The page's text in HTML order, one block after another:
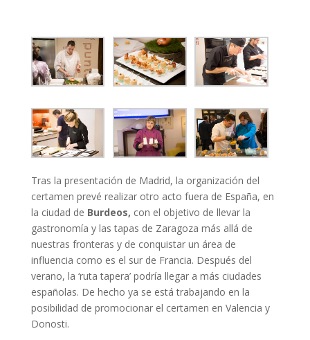
Tras la presentación de Madrid, la organización del
certamen prevé realizar otro acto fuera de España, en
la ciudad de Burdeos, con el objetivo de llevar la
gastronomía y las tapas de Zaragoza más allá de
nuestras fronteras y de conquistar un área de
influencia como es el sur de Francia. Después del
verano, la ‘ruta tapera’ podría llegar a más ciudades
españolas. De hecho ya se está trabajando en la
posibilidad de promocionar el certamen en Valencia y
Donosti.